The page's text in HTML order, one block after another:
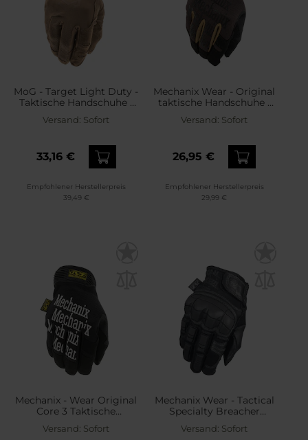
MoG - Target Light Duty -
Taktische Handschuhe -
Coyote Brown
Versand: Sofort
33,16 €
Empfohlener Herstellerpreis
39,49 €
Mechanix Wear - Original
taktische Handschuhe -
Versand: Sofort
26,95 €
Empfohlener Herstellerpreis
29,99 €
Mechanix - Wear Original
Core 3 Taktische
Handschuhe - Black
Versand: Sofort
Mechanix Wear - Tactical
Specialty Breacher
Covert - Taktische
Handschuhe
Versand: Sofort